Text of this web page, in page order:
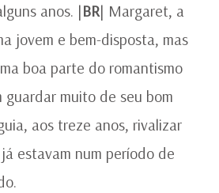
anos. |BR| Margaret, a
jovem e bem-disposta, mas
boa parte do romantismo
guardar muito de seu bom
aos treze anos, rivalizar
estavam num período de